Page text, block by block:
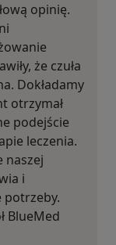
opinię.
że czuła
Dokładamy
otrzymał
podejście
leczenia.
naszej
i
potrzeby.
BlueMed